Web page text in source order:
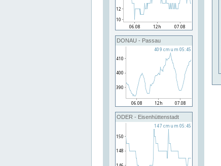
DONAU - Passau
ODER - Eisenhüttenstadt